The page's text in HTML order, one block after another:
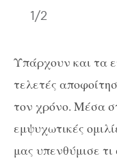
1/2
Υπάρχουν και τα
τελετές
τον χρόνο. Μέσα
εμψυχωτικές
μας υπενθύμισε